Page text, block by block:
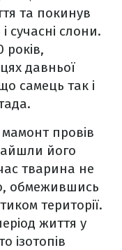
та покинув
сучасні слони.
давньої
самець так і
провів
його
тварина не
обмежившись
території.
життя у
ізотопів